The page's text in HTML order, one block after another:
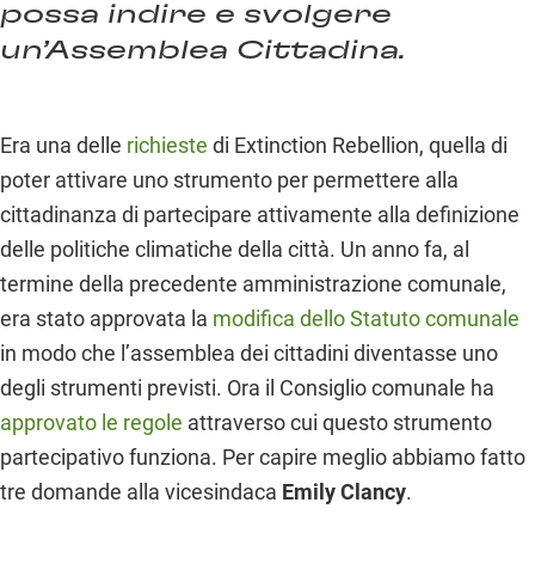
possa indire e svolgere
un’Assemblea Cittadina.
Era una delle richieste di Extinction Rebellion, quella di
poter attivare uno strumento per permettere alla
cittadinanza di partecipare attivamente alla definizione
delle politiche climatiche della città. Un anno fa, al
termine della precedente amministrazione comunale,
era stato approvata la modifica dello Statuto comunale
in modo che l’assemblea dei cittadini diventasse uno
degli strumenti previsti. Ora il Consiglio comunale ha
approvato le regole attraverso cui questo strumento
partecipativo funziona. Per capire meglio abbiamo fatto
tre domande alla vicesindaca Emily Clancy.